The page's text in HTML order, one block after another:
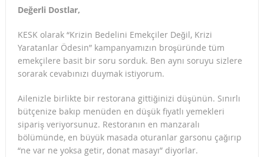
Değerli Dostlar,
KESK olarak “Krizin Bedelini Emekçiler Değil, Krizi
Yaratanlar Ödesin” kampanyamızın broşüründe tüm
emekçilere basit bir soru sorduk. Ben aynı soruyu sizlere
sorarak cevabınızı duymak istiyorum.
Ailenizle birlikte bir restorana gittiğinizi düşünün. Sınırlı
bütçenize bakıp menüden en düşük fiyatlı yemekleri
sipariş veriyorsunuz. Restoranın en manzaralı
bölümünde, en büyük masada oturanlar garsonu çağırıp
“ne var ne yoksa getir, donat masayı” diyorlar.